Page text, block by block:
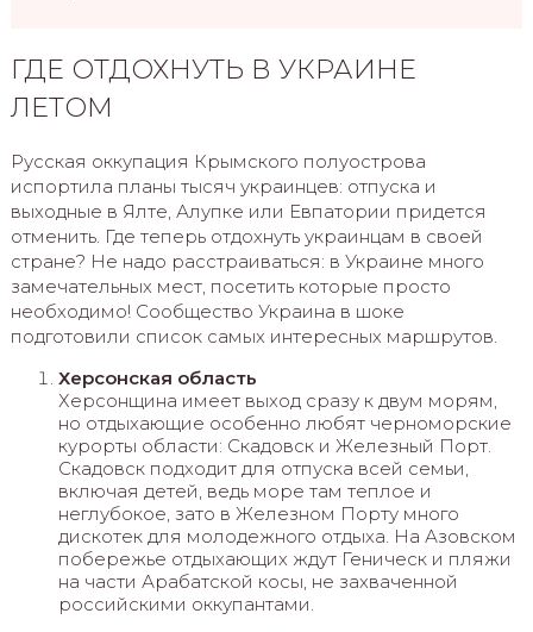
ГДЕ ОТДОХНУТЬ В УКРАИНЕ
ЛЕТОМ
Русская оккупация Крымского полуострова
испортила планы тысяч украинцев: отпуска и
выходные в Ялте, Алупке или Евпатории придется
отменить. Где теперь отдохнуть украинцам в своей
стране? Не надо расстраиваться: в Украине много
замечательных мест, посетить которые просто
необходимо! Сообщество Украина в шоке
подготовили список самых интересных маршрутов.
Херсонская область
Херсонщина имеет выход сразу к двум морям,
но отдыхающие особенно любят черноморские
курорты области: Скадовск и Железный Порт.
Скадовск подходит для отпуска всей семьи,
включая детей, ведь море там теплое и
неглубокое, зато в Железном Порту много
дискотек для молодежного отдыха. На Азовском
побережье отдыхающих ждут Геническ и пляжи
на части Арабатской косы, не захваченной
российскими оккупантами.